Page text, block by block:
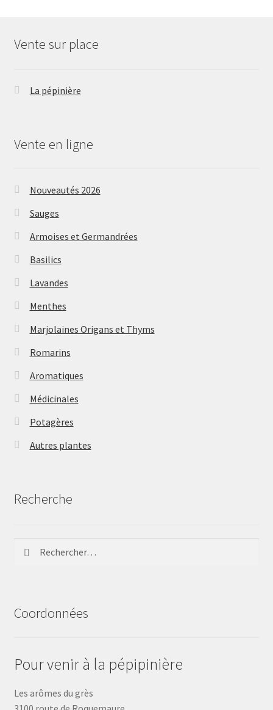
Vente sur place
La pépinière
Vente en ligne
Nouveautés 2026
Sauges
Armoises et Germandrées
Basilics
Lavandes
Menthes
Marjolaines Origans et Thyms
Romarins
Aromatiques
Médicinales
Potagères
Autres plantes
Recherche
Coordonnées
Pour venir à la pépipinière
Les arômes du grès